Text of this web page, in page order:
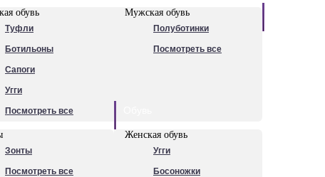
обувь
Туфли
Ботильоны
Сапоги
Угги
Посмотреть все
Мужская обувь
Полуботинки
Посмотреть все
Зонты
Посмотреть все
Женская обувь
Угги
Босоножки